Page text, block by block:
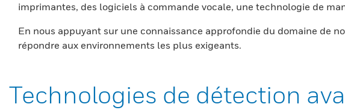
imprimantes, des logiciels à commande vocale, une technologie de
En nous appuyant sur une connaissance approfondie du domaine de
répondre aux environnements les plus exigeants.
Technologies de détection